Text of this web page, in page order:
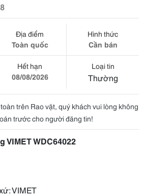
Địa điểm
Toàn quốc
Hình thức
Cần bán
Hết hạn
08/08/2026
Loại tin
Thường
trên Rao vặt, quý khách vui lòng không
trước cho người đăng tin!
VIMET WDC64022
VIMET